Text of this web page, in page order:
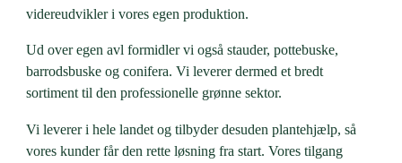
videreudvikler i vores egen produktion.
Ud over egen avl formidler vi også stauder, pottebuske,
barrodsbuske og conifera. Vi leverer dermed et bredt
sortiment til den professionelle grønne sektor.
Vi leverer i hele landet og tilbyder desuden plantehjælp, så
vores kunder får den rette løsning fra start. Vores tilgang